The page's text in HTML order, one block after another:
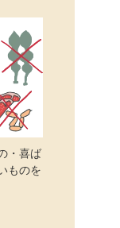
・喜ば
ものを